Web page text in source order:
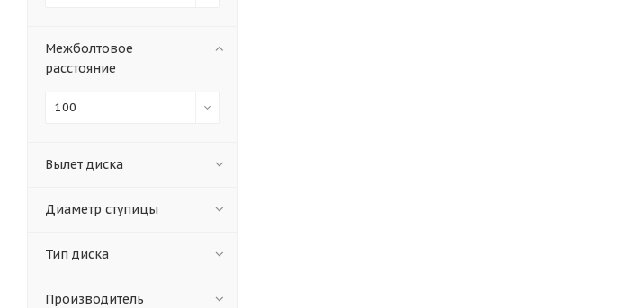
Межболтовое
расстояние
100
Вылет диска
Диаметр ступицы
Тип диска
Производитель